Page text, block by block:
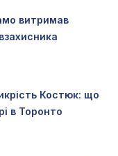
витримав
Костюк: що
в Торонто